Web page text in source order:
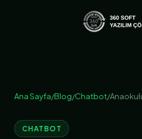
Ana Sayfa/Blog/Chatbot/
CHATBOT